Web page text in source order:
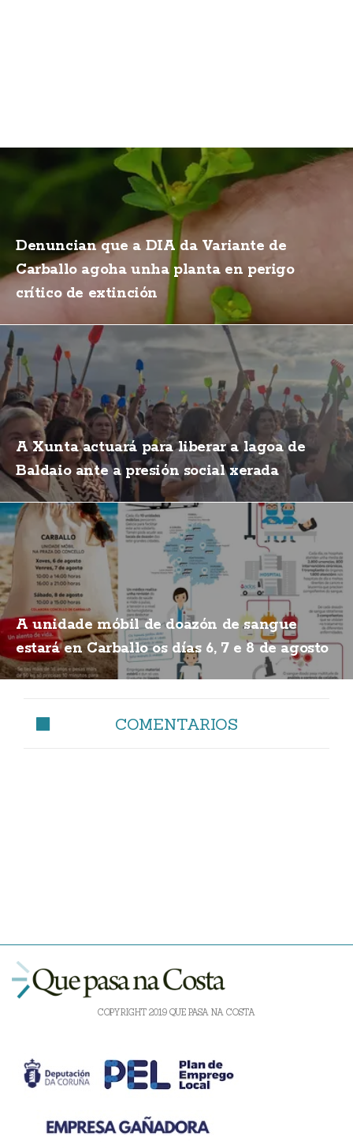
Denuncian que a DIA da Variante de
Carballo agoha unha planta en perigo
crítico de extinción
A Xunta actuará para liberar a lagoa de
Baldaio ante a presión social xerada
A unidade móbil de doazón de sangue
estará en Carballo os días 6, 7 e 8 de agosto
COMENTARIOS
COPYRIGHT 2019 QUE PASA NA COSTA